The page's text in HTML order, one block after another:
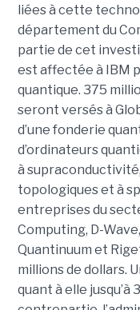
liées à cette
département du
partie de cet
est affectée à IBM
quantique. 375
seront versés à
d’une fonderie
d’ordinateurs
à
topologiques et à
entreprises du
Computing, D-
Quantinuum et
millions de dollars.
quant à elle jusqu’à